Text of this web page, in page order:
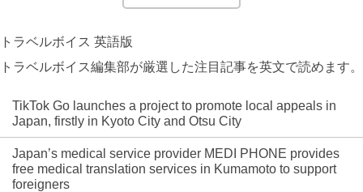
トラベルボイス 英語版
トラベルボイス編集部が厳選した注目記事を英文で読めます。
TikTok Go launches a project to promote local appeals in
Japan, firstly in Kyoto City and Otsu City
Japan’s medical service provider MEDI PHONE provides
free medical translation services in Kumamoto to support
foreigners